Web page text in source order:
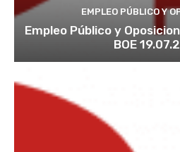
EMPLEO PÚBLICO Y
Empleo Público y
BOE